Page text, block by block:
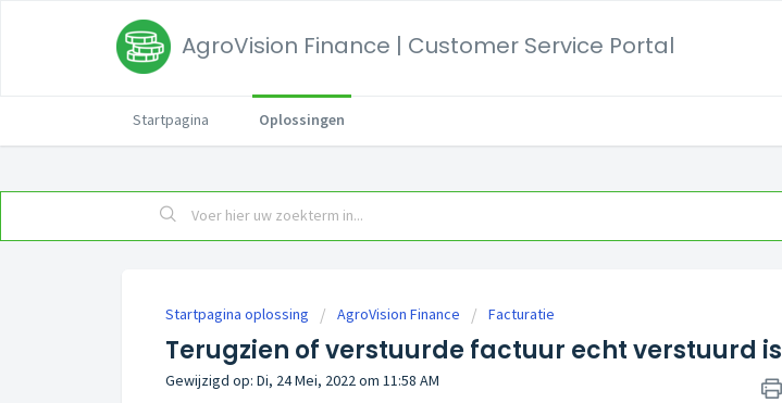
AgroVision Finance | Customer Service Portal
Startpagina Oplossingen
Startpagina oplossing AgroVision Finance Facturatie
Terugzien of verstuurde factuur echt verstuurd is
Gewijzigd op: Di, 24 Mei, 2022 om 11:58 AM